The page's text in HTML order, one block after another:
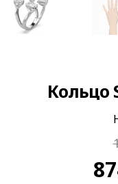
Кольцо